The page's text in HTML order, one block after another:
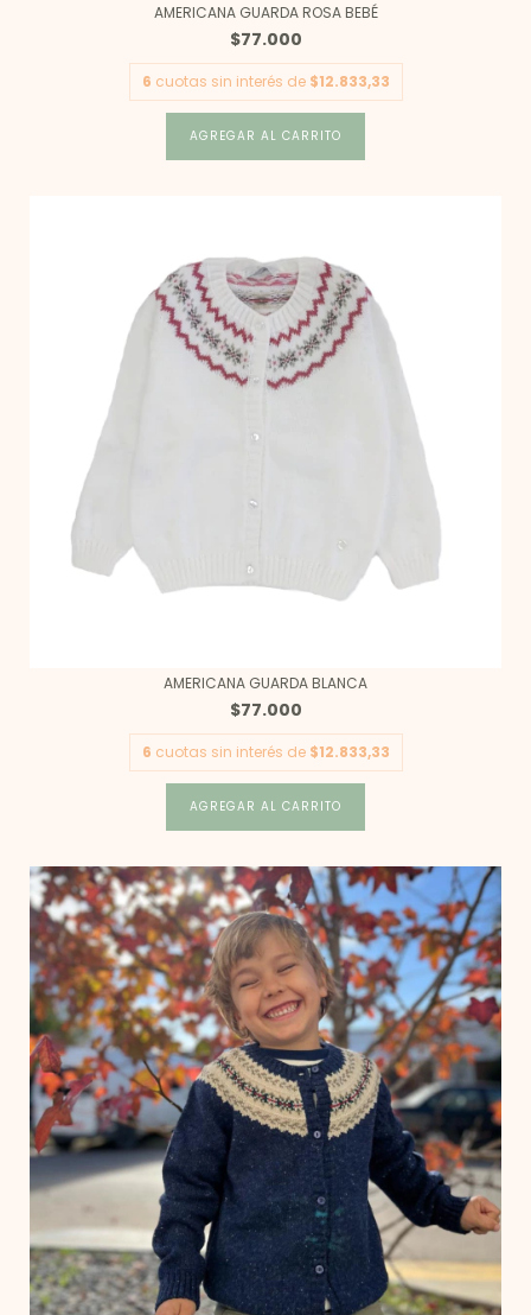
AMERICANA GUARDA ROSA BEBÉ
$77.000
6 cuotas sin interés de $12.833,33
AGREGAR AL CARRITO
AMERICANA GUARDA BLANCA
$77.000
6 cuotas sin interés de $12.833,33
AGREGAR AL CARRITO